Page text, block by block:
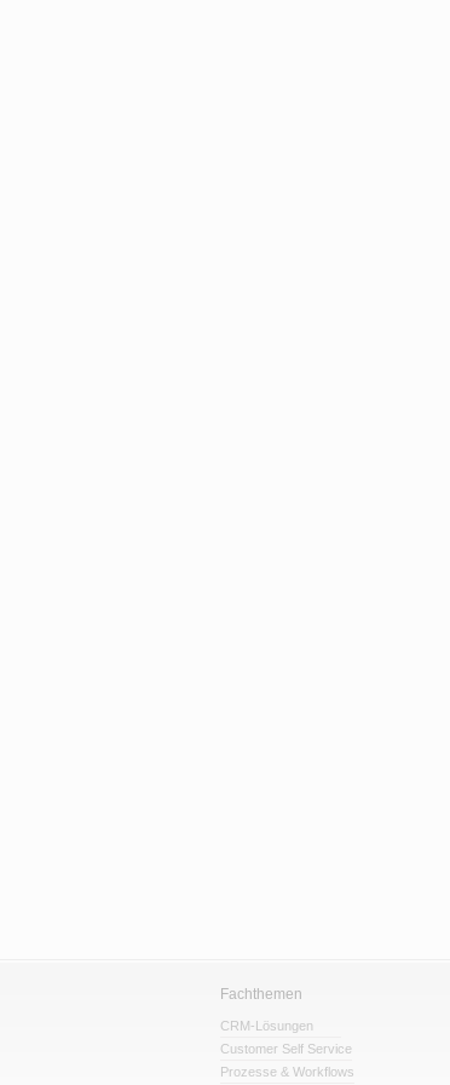
Fachthemen
CRM-Lösungen
Customer Self Service
Prozesse & Workflows